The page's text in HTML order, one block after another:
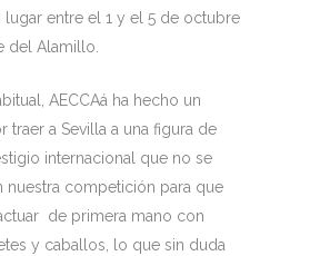
lugar entre el 1 y el 5 de octubre
del Alamillo.
AECCAá ha hecho un
traer a Sevilla a una figura de
internacional que no se
nuestra competición para que
de primera mano con
y caballos, lo que sin duda